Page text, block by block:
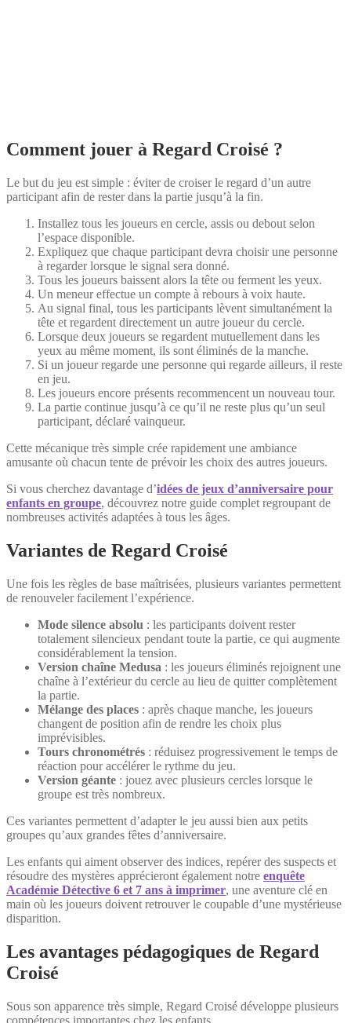
Comment jouer à Regard Croisé ?
Le but du jeu est simple : éviter de croiser le regard d’un autre
participant afin de rester dans la partie jusqu’à la fin.
Installez tous les joueurs en cercle, assis ou debout selon
l’espace disponible.
Expliquez que chaque participant devra choisir une personne
à regarder lorsque le signal sera donné.
Tous les joueurs baissent alors la tête ou ferment les yeux.
Un meneur effectue un compte à rebours à voix haute.
Au signal final, tous les participants lèvent simultanément la
tête et regardent directement un autre joueur du cercle.
Lorsque deux joueurs se regardent mutuellement dans les
yeux au même moment, ils sont éliminés de la manche.
Si un joueur regarde une personne qui regarde ailleurs, il reste
en jeu.
Les joueurs encore présents recommencent un nouveau tour.
La partie continue jusqu’à ce qu’il ne reste plus qu’un seul
participant, déclaré vainqueur.
Cette mécanique très simple crée rapidement une ambiance
amusante où chacun tente de prévoir les choix des autres joueurs.
Si vous cherchez davantage d’idées de jeux d’anniversaire pour
enfants en groupe, découvrez notre guide complet regroupant de
nombreuses activités adaptées à tous les âges.
Variantes de Regard Croisé
Une fois les règles de base maîtrisées, plusieurs variantes permettent
de renouveler facilement l’expérience.
Mode silence absolu : les participants doivent rester
totalement silencieux pendant toute la partie, ce qui augmente
considérablement la tension.
Version chaîne Medusa : les joueurs éliminés rejoignent une
chaîne à l’extérieur du cercle au lieu de quitter complètement
la partie.
Mélange des places : après chaque manche, les joueurs
changent de position afin de rendre les choix plus
imprévisibles.
Tours chronométrés : réduisez progressivement le temps de
réaction pour accélérer le rythme du jeu.
Version géante : jouez avec plusieurs cercles lorsque le
groupe est très nombreux.
Ces variantes permettent d’adapter le jeu aussi bien aux petits
groupes qu’aux grandes fêtes d’anniversaire.
Les enfants qui aiment observer des indices, repérer des suspects et
résoudre des mystères apprécieront également notre enquête
Académie Détective 6 et 7 ans à imprimer, une aventure clé en
main où les joueurs doivent retrouver le coupable d’une mystérieuse
disparition.
Les avantages pédagogiques de Regard
Croisé
Sous son apparence très simple, Regard Croisé développe plusieurs
compétences importantes chez les enfants.